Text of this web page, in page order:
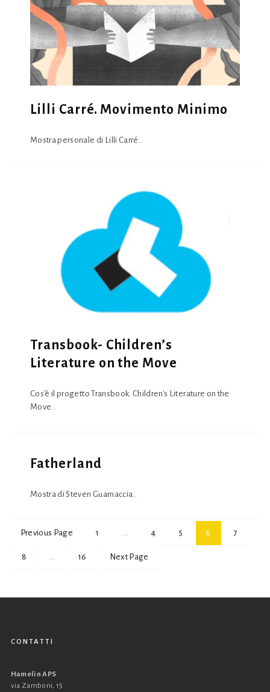
Lilli Carré. Movimento Minimo
Mostra personale di Lilli Carré..
Transbook- Children’s
Literature on the Move
Cos'è il progetto Transbook. Children's Literature on the
Move..
Fatherland
Mostra di Steven Guarnaccia..
Previous Page 1 4 5 6 7
8 16 Next Page
CONTATTI
Hamelin APS
via Zamboni, 15